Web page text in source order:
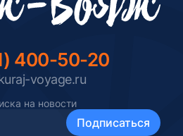
400-50-20
voyage.ru
на новости